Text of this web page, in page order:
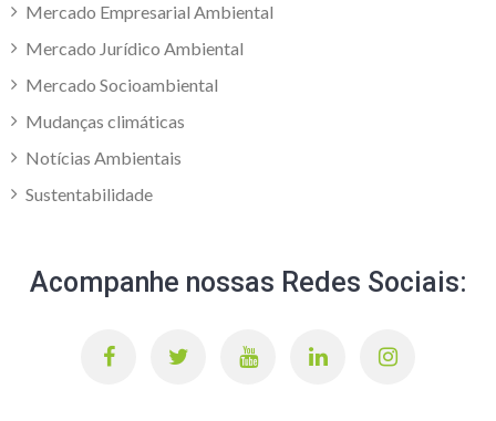
Mercado Empresarial Ambiental
Mercado Jurídico Ambiental
Mercado Socioambiental
Mudanças climáticas
Notícias Ambientais
Sustentabilidade
Acompanhe nossas Redes Sociais: